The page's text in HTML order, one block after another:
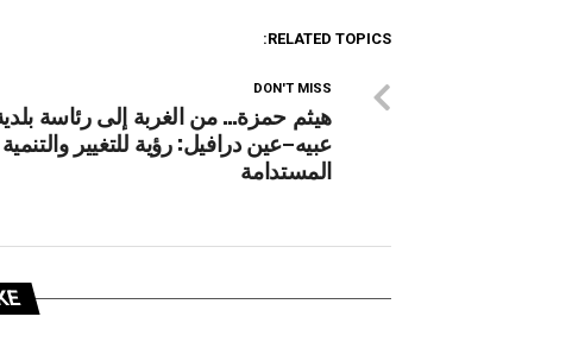
RELATED TOPICS:
DON'T MISS
هيثم حمزة… من الغربة إلى رئاسة
عبيه–عين درافيل: رؤية للتغيير والتنمية
المستدامة